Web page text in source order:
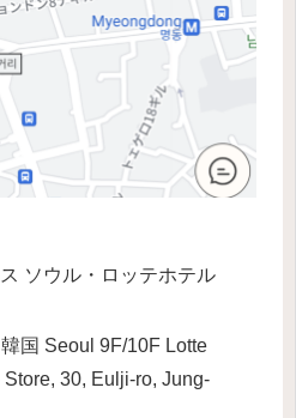
ソウル・ロッテホテル
国 Seoul 9F/10F Lotte
30, Eulji-ro, Jung-